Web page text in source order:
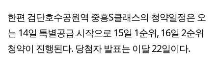
한편 검단호수공원역 중흥S클래스의 청약일정은 오
는 14일 특별공급 시작으로 15일 1순위, 16일 2순위
청약이 진행된다. 당첨자 발표는 이달 22일이다.